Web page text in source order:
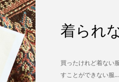
着られ
買ったけれど着ない
すことができない服